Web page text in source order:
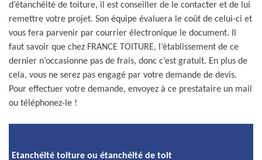
d’étanchéité de toiture, il est conseiller de le contacter et de lui
remettre votre projet. Son équipe évaluera le coût de celui-ci et
vous fera parvenir par courrier électronique le document. Il
faut savoir que chez FRANCE TOITURE, l’établissement de ce
dernier n’occasionne pas de frais, donc c’est gratuit. En plus de
cela, vous ne serez pas engagé par votre demande de devis.
Pour effectuer votre demande, envoyez à ce prestataire un mail
ou téléphonez-le !
Etanchéité toiture ou étanchéité de toit